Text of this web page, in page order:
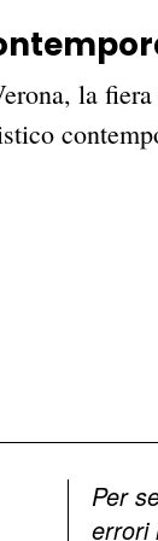
la fiera
Per
errori